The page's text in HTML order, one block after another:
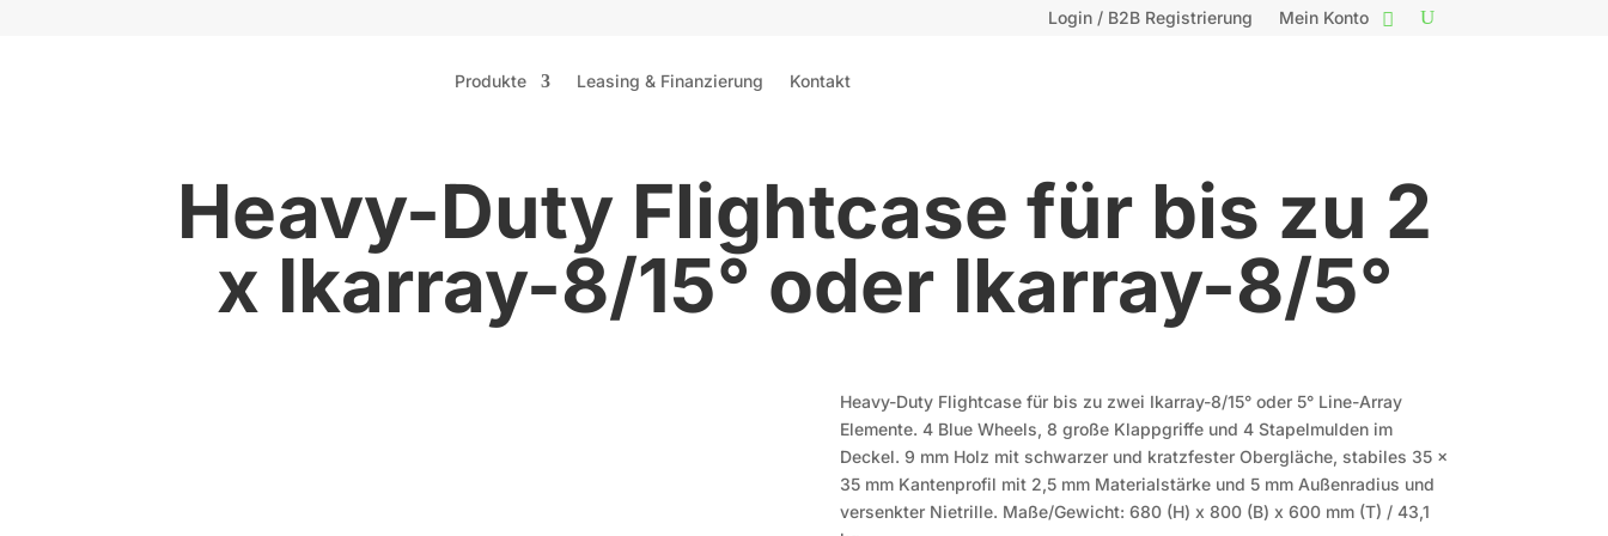
Login / B2B Registrierung Mein Konto
Produkte Leasing & Finanzierung Kontakt
Heavy-Duty Flightcase für bis zu 2
x Ikarray-8/15° oder Ikarray-8/5°
Heavy-Duty Flightcase für bis zu zwei Ikarray-8/15° oder 5° Line-Array
Elemente. 4 Blue Wheels, 8 große Klappgriffe und 4 Stapelmulden im
Deckel. 9 mm Holz mit schwarzer und kratzfester Obergläche, stabiles 35 x
35 mm Kantenprofil mit 2,5 mm Materialstärke und 5 mm Außenradius und
versenkter Nietrille. Maße/Gewicht: 680 (H) x 800 (B) x 600 mm (T) / 43,1